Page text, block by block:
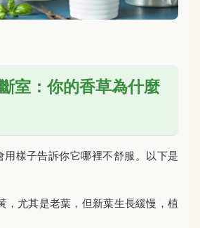
室：你的香草為什麼
用樣子告訴你它哪裡不舒服。以下是
，尤其是老葉，但新葉生長緩慢，植